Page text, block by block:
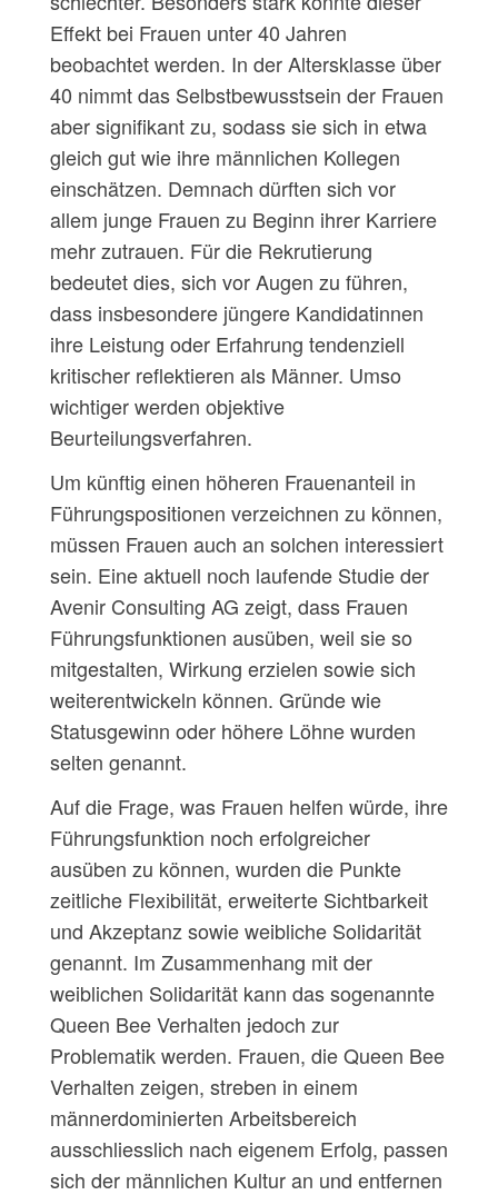
Effekt bei Frauen unter 40 Jahren
beobachtet werden. In der Altersklasse über
40 nimmt das Selbstbewusstsein der Frauen
aber signiﬁkant zu, sodass sie sich in etwa
gleich gut wie ihre männlichen Kollegen
einschätzen. Demnach dürften sich vor
allem junge Frauen zu Beginn ihrer Karriere
mehr zutrauen. Für die Rekrutierung
bedeutet dies, sich vor Augen zu führen,
dass insbesondere jüngere Kandidatinnen
ihre Leistung oder Erfahrung tendenziell
kritischer reﬂektieren als Männer. Umso
wichtiger werden objektive
Beurteilungsverfahren.
Um künftig einen höheren Frauenanteil in
Führungspositionen verzeichnen zu können,
müssen Frauen auch an solchen interessiert
sein. Eine aktuell noch laufende Studie der
Avenir Consulting AG zeigt, dass Frauen
Führungsfunktionen ausüben, weil sie so
mitgestalten, Wirkung erzielen sowie sich
weiterentwickeln können. Gründe wie
Statusgewinn oder höhere Löhne wurden
selten genannt.
Auf die Frage, was Frauen helfen würde, ihre
Führungsfunktion noch erfolgreicher
ausüben zu können, wurden die Punkte
zeitliche Flexibilität, erweiterte Sichtbarkeit
und Akzeptanz sowie weibliche Solidarität
genannt. Im Zusammenhang mit der
weiblichen Solidarität kann das sogenannte
Queen Bee Verhalten jedoch zur
Problematik werden. Frauen, die Queen Bee
Verhalten zeigen, streben in einem
männerdominierten Arbeitsbereich
ausschliesslich nach eigenem Erfolg, passen
sich der männlichen Kultur an und entfernen